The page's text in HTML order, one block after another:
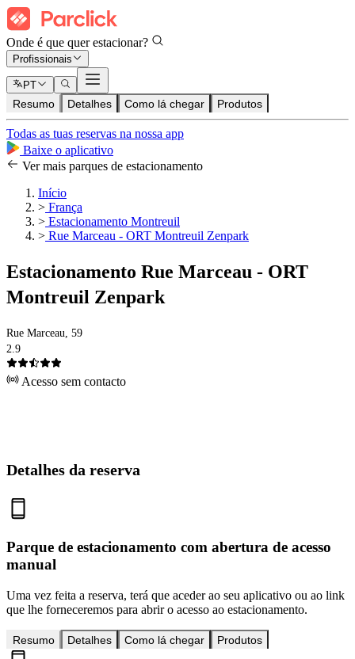
Onde é que quer estacionar?
Profissionais
PT
Resumo Detalhes Como lá chegar Produtos
Todas as tuas reservas na nossa app
Baixe o aplicativo
Ver mais parques de estacionamento
Início
> França
> Estacionamento Montreuil
> Rue Marceau - ORT Montreuil Zenpark
Estacionamento Rue Marceau - ORT
Montreuil Zenpark
Rue Marceau, 59
2.9
Acesso sem contacto
Detalhes da reserva
Parque de estacionamento com abertura de acesso
manual
Uma vez feita a reserva, terá que aceder ao seu aplicativo ou ao link
que lhe forneceremos para abrir o acesso ao estacionamento.
Resumo Detalhes Como lá chegar Produtos